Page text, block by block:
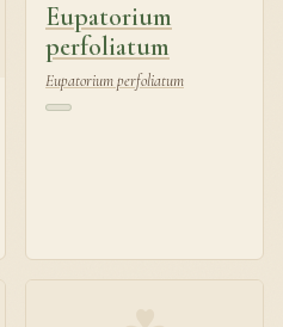
Eupatorium
perfoliatum
Eupatorium perfoliatum